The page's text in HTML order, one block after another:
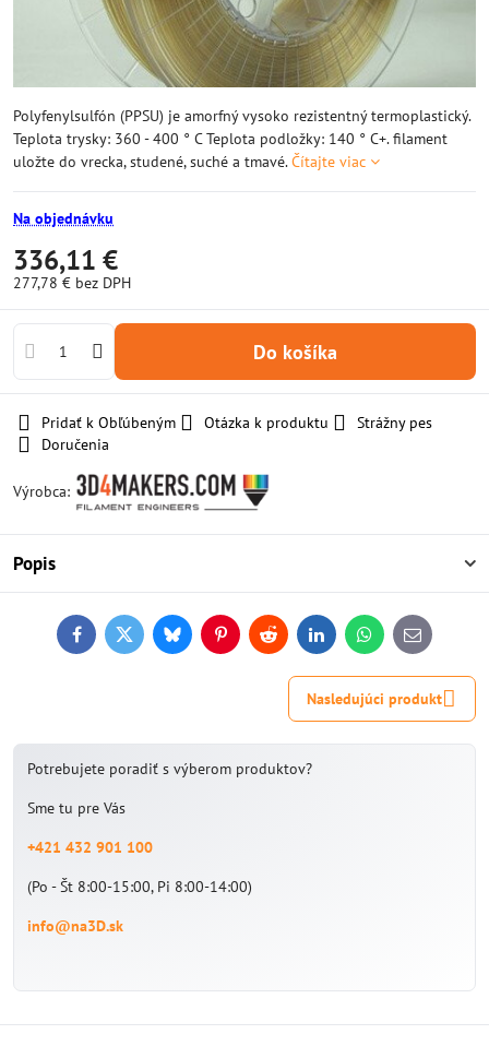
Polyfenylsulfón (PPSU) je amorfný vysoko rezistentný termoplastický.
Teplota trysky: 360 - 400 ° C Teplota podložky: 140 ° C+. filament
uložte do vrecka, studené, suché a tmavé.Čítajte viac
Na objednávku
336,11 €
277,78 € bez DPH
Do košíka
Pridať k Obľúbeným Otázka k produktu
Strážny pes
Doručenia
Výrobca:
Popis
FacebookTwitterBlueskyPinterestReddit LinkedInWhatsApp
E-
mail
Nasledujúci produkt
Potrebujete poradiť s výberom produktov?
Sme tu pre Vás
+421 432 901 100
(Po - Št 8:00-15:00, Pi 8:00-14:00)
info@na3D.sk